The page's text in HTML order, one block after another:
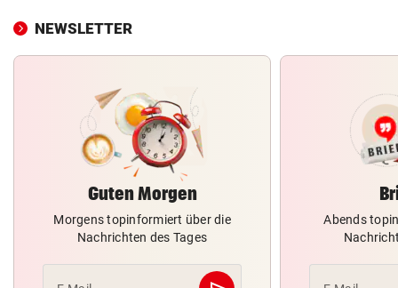
NEWSLETTER
Guten Morgen
Morgens topinformiert über die
Nachrichten des Tages
Abends